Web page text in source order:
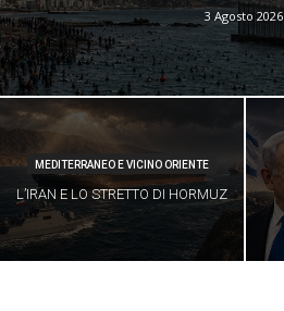
3 Agosto 2026
MEDITERRANEO E VICINO ORIENTE
L’IRAN E LO STRETTO DI HORMUZ